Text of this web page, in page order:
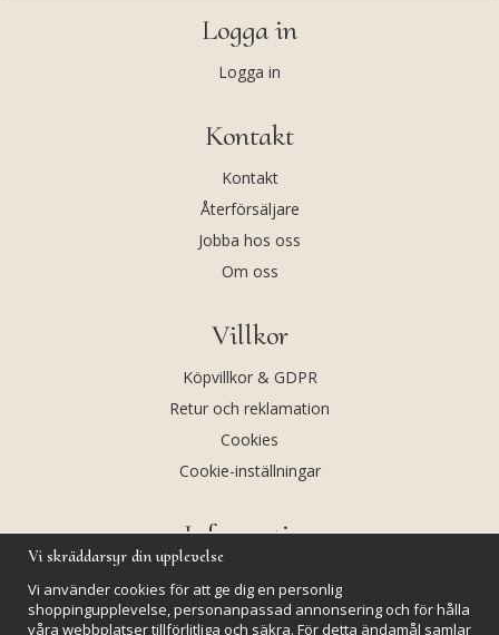
Logga in
Logga in
Kontakt
Kontakt
Återförsäljare
Jobba hos oss
Om oss
Villkor
Köpvillkor & GDPR
Retur och reklamation
Cookies
Cookie-inställningar
Information
Kalendarium
Vi skräddarsyr din upplevelse
Vi använder cookies för att ge dig en personlig
shoppingupplevelse, personanpassad annonsering och för hålla
våra webbplatser tillförlitliga och säkra. För detta ändamål samlar